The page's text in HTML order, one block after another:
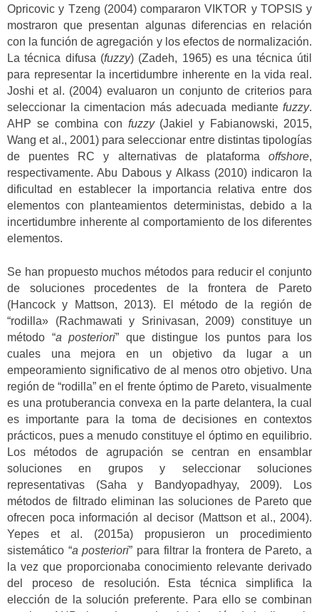
Opricovic y Tzeng (2004) compararon VIKTOR y TOPSIS y
mostraron que presentan algunas diferencias en relación
con la función de agregación y los efectos de normalización.
La técnica difusa (fuzzy) (Zadeh, 1965) es una técnica útil
para representar la incertidumbre inherente en la vida real.
Joshi et al. (2004) evaluaron un conjunto de criterios para
seleccionar la cimentacion más adecuada mediante fuzzy.
AHP se combina con fuzzy(Jakiel y Fabianowski, 2015,
Wang et al., 2001) para seleccionar entre distintas tipologías
de puentes RC y alternativas de plataforma offshore,
respectivamente. Abu Dabous y Alkass (2010) indicaron la
dificultad en establecer la importancia relativa entre dos
elementos con planteamientos deterministas, debido a la
incertidumbre inherente al comportamiento de los diferentes
elementos.
Se han propuesto muchos métodos para reducir el conjunto
de soluciones procedentes de la frontera de Pareto
(Hancock y Mattson, 2013). El método de la región de
“rodilla» (Rachmawati y Srinivasan, 2009) constituye un
método “a posteriori” que distingue los puntos para los
cuales una mejora en un objetivo da lugar a un
empeoramiento significativo de al menos otro objetivo. Una
región de “rodilla” en el frente óptimo de Pareto, visualmente
es una protuberancia convexa en la parte delantera, la cual
es importante para la toma de decisiones en contextos
prácticos, pues a menudo constituye el óptimo en equilibrio.
Los métodos de agrupación se centran en ensamblar
soluciones en grupos y seleccionar soluciones
representativas (Saha y Bandyopadhyay, 2009). Los
métodos de filtrado eliminan las soluciones de Pareto que
ofrecen poca información al decisor (Mattson et al., 2004).
Yepes et al. (2015a) propusieron un procedimiento
sistemático “a posteriori” para filtrar la frontera de Pareto, a
la vez que proporcionaba conocimiento relevante derivado
del proceso de resolución. Esta técnica simplifica la
elección de la solución preferente. Para ello se combinan